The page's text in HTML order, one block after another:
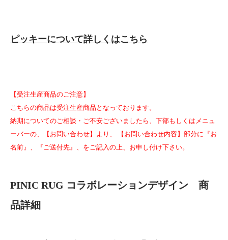
ピッキーについて詳しくはこちら
【受注生産商品のご注意】
こちらの商品は受注生産商品となっております。
納期についてのご相談・ご不安ございましたら、下部もしくはメニュ
ーバーの、【お問い合わせ】より、 【お問い合わせ内容】部分に『お
名前』、『ご送付先』、をご記入の上、お申し付け下さい。
PINIC RUG コラボレーションデザイン 商
品詳細